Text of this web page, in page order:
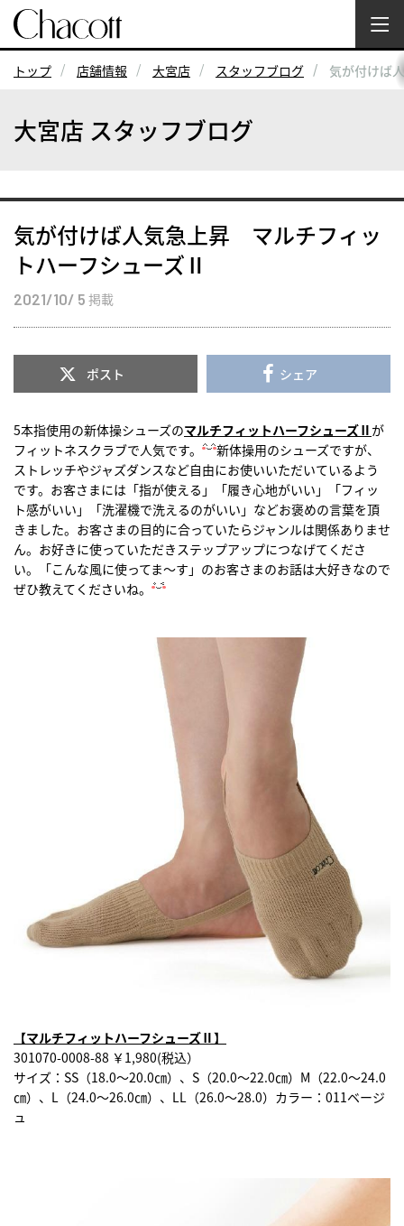
トップ 店舗情報 大宮店 スタッフブログ 気が付けば
大宮店 スタッフブログ
気が付けば人気急上昇 マルチフィッ
トハーフシューズⅡ
2021/10/ 5 掲載
ポスト シェア
5本指使用の新体操シューズのマルチフィットハーフシューズⅡ が
フィットネスクラブで人気です。
新体操用のシューズですが、
ストレッチやジャズダンスなど自由にお使いいただいているよう
です。お客さまには「指が使える」「履き心地がいい」「フィッ
ト感がいい」「洗濯機で洗えるのがいい」などお褒めの言葉を頂
きました。お客さまの目的に合っていたらジャンルは関係ありませ
ん。お好きに使っていただきステップアップにつなげてくださ
い。「こんな風に使ってま～す」のお客さまのお話は大好きなので
ぜひ教えてくださいね。
【マルチフィットハーフシューズⅡ】
301070-0008-88 ￥1,980(税込）
サイズ：SS（18.0～20.0㎝）、S（20.0～22.0㎝）M（22.0～24.0
㎝）、L（24.0～26.0㎝）、LL（26.0～28.0）カラー：011ベージ
ュ